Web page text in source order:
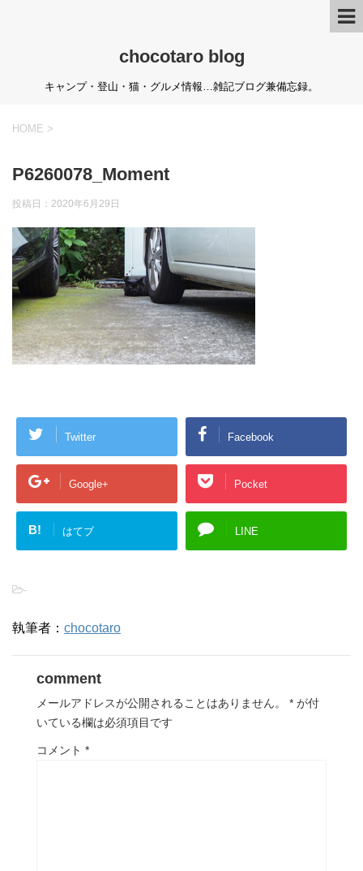
chocotaro blog
キャンプ・登山・猫・グルメ情報…雑記ブログ兼備忘録。
HOME >
P6260078_Moment
投稿日： 2020年6月29日
Twitter Facebook
Google+ Pocket
B! はてブ LINE
-
執筆者： chocotaro
comment
メールアドレスが公開されることはありません。 * が付
いている欄は必須項目です
コメント *